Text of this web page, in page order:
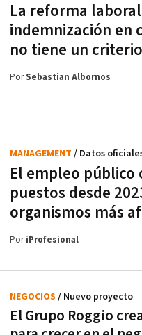
La reforma
indemnización en
no tiene un
PorSebastian Albornos
El empleo público
puestos desde
organismos más
MANAGEMENT / Datos
PoriProfesional
El Grupo Roggio
NEGOCIOS / Nuevo proyecto